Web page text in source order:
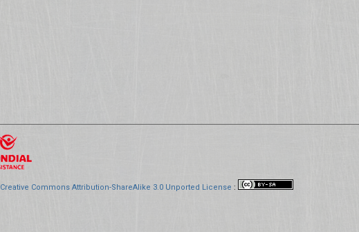
Creative Commons Attribution-ShareAlike 3.0 Unported License :